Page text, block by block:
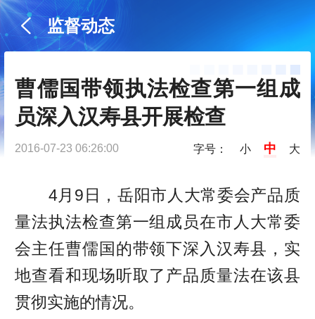
监督动态
曹儒国带领执法检查第一组成
员深入汉寿县开展检查
2016-07-23 06:26:00 字号： 小 中 大
4月9日，岳阳市人大常委会产品质
量法执法检查第一组成员在市人大常委
会主任曹儒国的带领下深入汉寿县，实
地查看和现场听取了产品质量法在该县
贯彻实施的情况。